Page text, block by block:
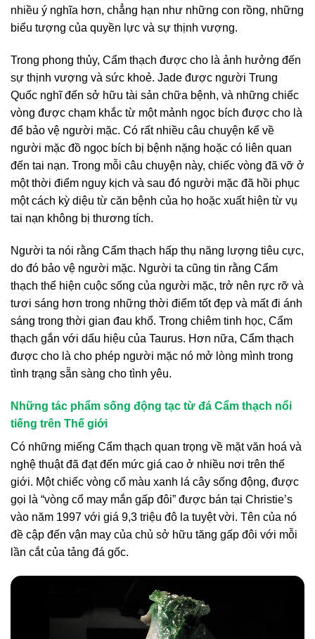
nhiều ý nghĩa hơn, chẳng hạn như những con rồng, những
biểu tượng của quyền lực và sự thịnh vượng.
Trong phong thủy, Cẩm thạch được cho là ảnh hưởng đến
sự thịnh vượng và sức khoẻ. Jade được người Trung
Quốc nghĩ đến sở hữu tài sản chữa bệnh, và những chiếc
vòng được chạm khắc từ một mảnh ngọc bích được cho là
để bảo vệ người mặc. Có rất nhiều câu chuyện kể về
người mặc đồ ngọc bích bị bệnh nặng hoặc có liên quan
đến tai nạn. Trong mỗi câu chuyện này, chiếc vòng đã vỡ ở
một thời điểm nguy kịch và sau đó người mặc đã hồi phục
một cách kỳ diệu từ căn bệnh của họ hoặc xuất hiện từ vụ
tai nạn không bị thương tích.
Người ta nói rằng Cẩm thạch hấp thụ năng lượng tiêu cực,
do đó bảo vệ người mặc. Người ta cũng tin rằng Cẩm
thạch thể hiện cuộc sống của người mặc, trở nên rực rỡ và
tươi sáng hơn trong những thời điểm tốt đẹp và mất đi ánh
sáng trong thời gian đau khổ. Trong chiêm tinh học, Cẩm
thạch gắn với dấu hiệu của Taurus. Hơn nữa, Cẩm thạch
được cho là cho phép người mặc nó mở lòng mình trong
tình trạng sẵn sàng cho tình yêu.
Những tác phẩm sống động tạc từ đá Cẩm thạch nổi
tiếng trên Thế giới
Có những miếng Cẩm thạch quan trọng về mặt văn hoá và
nghệ thuật đã đạt đến mức giá cao ở nhiều nơi trên thế
giới. Một chiếc vòng cổ màu xanh lá cây sống động, được
gọi là “vòng cổ may mắn gấp đôi” được bán tại Christie’s
vào năm 1997 với giá 9,3 triệu đô la tuyệt vời. Tên của nó
đề cập đến vận may của chủ sở hữu tăng gấp đôi với mỗi
lần cắt của tảng đá gốc.